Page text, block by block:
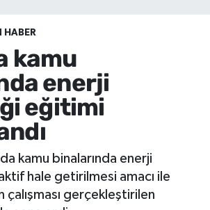
HABER
kamu
enerji
eğitimi
kamu binalarında enerji
hale getirilmesi amacı ile
çalışması gerçekleştirilen